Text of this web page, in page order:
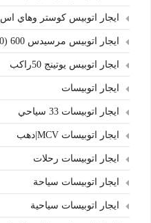
ايجار اتوبيس كوستر وهاي اس
ايجار اتوبيس مرسيدس 600 (2020) الي الأسكندرية
ايجار اتوبيس يوتينج 50راكب
ايجار اتوبيسات
ايجار اتوبيسات 33 سياحي
ايجار اتوبيسات MCV|دهب
ايجار اتوبيسات رحلات
ايجار اتوبيسات سياحة
ايجار اتوبيسات سياحية